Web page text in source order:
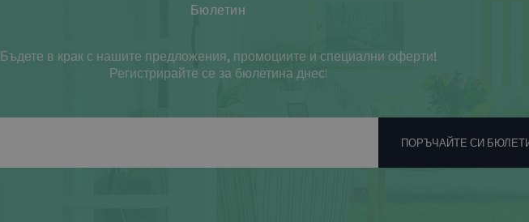
Бюлетин
Бъдете в крак с нашите предложения, промоциите и специални оферти!
Регистрирайте се за бюлетина днес!
ПОРЪЧАЙТЕ СИ